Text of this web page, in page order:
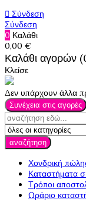
 Σύνδεση
Σύνδεση
0 Καλάθι
0,00 €
Καλάθι αγορών
Κλείσε
Δεν υπάρχουν άλλα
Συνέχεια στις αγορές
αναζήτηση
Χονδρική
Καταστήματα
Τρόποι
Ωράριο